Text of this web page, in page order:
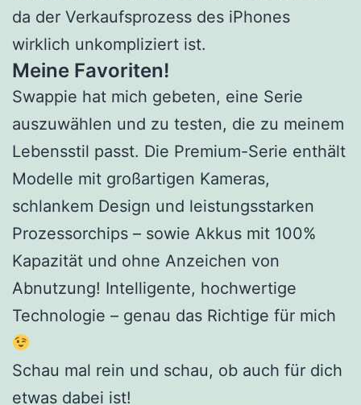
da der Verkaufsprozess des iPhones
wirklich unkompliziert ist.
Meine Favoriten!
Swappie hat mich gebeten, eine Serie
auszuwählen und zu testen, die zu meinem
Lebensstil passt. Die Premium-Serie enthält
Modelle mit großartigen Kameras,
schlankem Design und leistungsstarken
Prozessorchips – sowie Akkus mit 100%
Kapazität und ohne Anzeichen von
Abnutzung! Intelligente, hochwertige
Technologie – genau das Richtige für mich
Schau mal rein und schau, ob auch für dich
etwas dabei ist!